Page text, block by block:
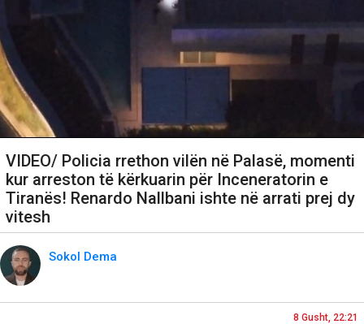
VIDEO/ Policia rrethon vilën në Palasë, momenti
kur arreston të kërkuarin për Inceneratorin e
Tiranës! Renardo Nallbani ishte në arrati prej dy
vitesh
Sokol Dema
8 Gusht, 22:21